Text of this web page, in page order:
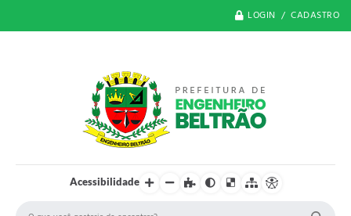
LOGIN / CADASTRO
Acessibilidade